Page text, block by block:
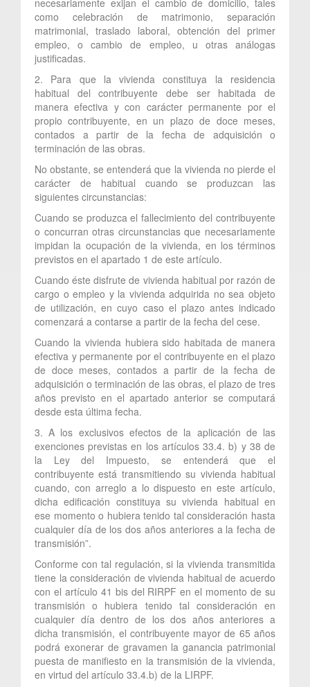
como celebración de matrimonio, separación
matrimonial, traslado laboral, obtención del primer
empleo, o cambio de empleo, u otras análogas
justificadas.
2. Para que la vivienda constituya la residencia
habitual del contribuyente debe ser habitada de
manera efectiva y con carácter permanente por el
propio contribuyente, en un plazo de doce meses,
contados a partir de la fecha de adquisición o
terminación de las obras.
No obstante, se entenderá que la vivienda no pierde el
carácter de habitual cuando se produzcan las
siguientes circunstancias:
Cuando se produzca el fallecimiento del contribuyente
o concurran otras circunstancias que necesariamente
impidan la ocupación de la vivienda, en los términos
previstos en el apartado 1 de este artículo.
Cuando éste disfrute de vivienda habitual por razón de
cargo o empleo y la vivienda adquirida no sea objeto
de utilización, en cuyo caso el plazo antes indicado
comenzará a contarse a partir de la fecha del cese.
Cuando la vivienda hubiera sido habitada de manera
efectiva y permanente por el contribuyente en el plazo
de doce meses, contados a partir de la fecha de
adquisición o terminación de las obras, el plazo de tres
años previsto en el apartado anterior se computará
desde esta última fecha.
3. A los exclusivos efectos de la aplicación de las
exenciones previstas en los artículos 33.4. b) y 38 de
la Ley del Impuesto, se entenderá que el
contribuyente está transmitiendo su vivienda habitual
cuando, con arreglo a lo dispuesto en este artículo,
dicha edificación constituya su vivienda habitual en
ese momento o hubiera tenido tal consideración hasta
cualquier día de los dos años anteriores a la fecha de
transmisión”.
Conforme con tal regulación, si la vivienda transmitida
tiene la consideración de vivienda habitual de acuerdo
con el artículo 41 bis del RIRPF en el momento de su
transmisión o hubiera tenido tal consideración en
cualquier día dentro de los dos años anteriores a
dicha transmisión, el contribuyente mayor de 65 años
podrá exonerar de gravamen la ganancia patrimonial
puesta de manifiesto en la transmisión de la vivienda,
en virtud del artículo 33.4.b) de la LIRPF.